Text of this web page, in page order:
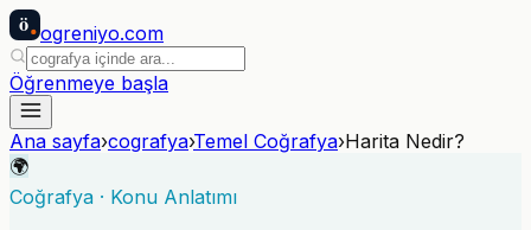
ö ogreniyo.com
Öğrenmeye başla
Ana sayfa›cografya›Temel Coğrafya›Harita Nedir?
🌍
Coğrafya · Konu Anlatımı